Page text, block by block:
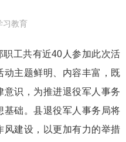
习教育
工共有近40人参加此次活
动主题鲜明、内容丰富，既
识，为推进退役军人事务
基础。县退役军人事务局将
风建设，以更加有力的举措